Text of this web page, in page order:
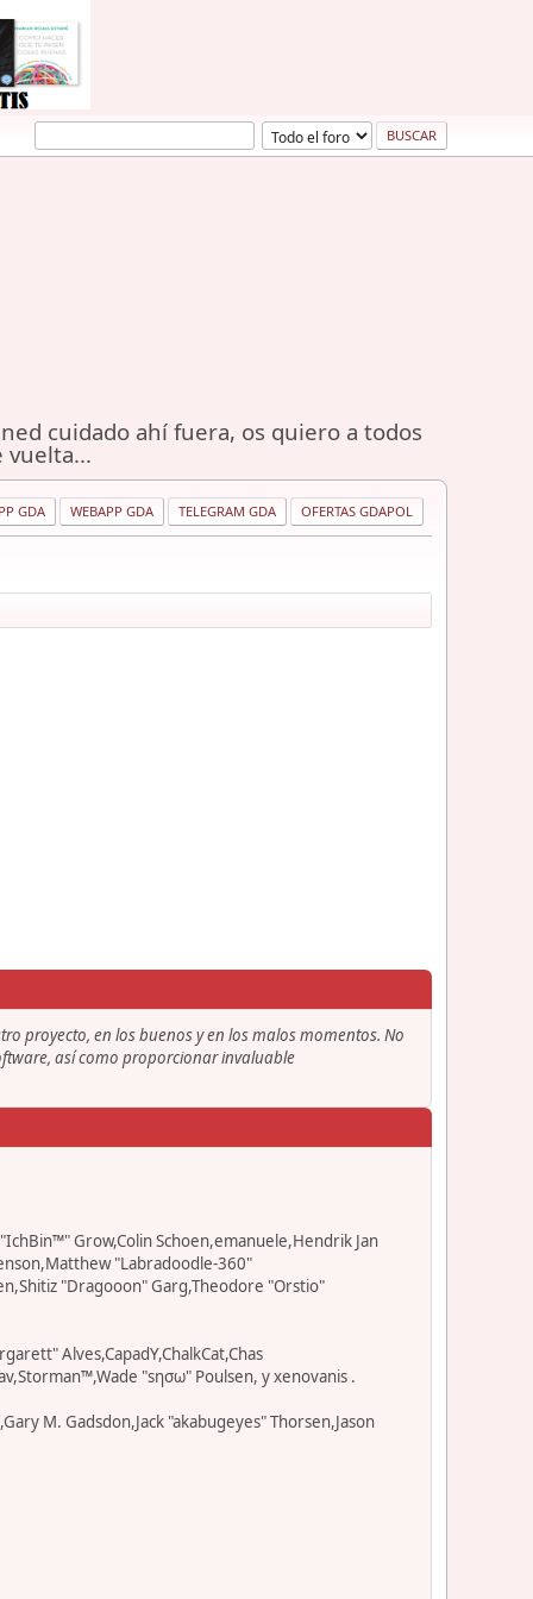
cuidado ahí fuera, os quiero a todos
vuelta...
GDA WEBAPP GDA TELEGRAM GDA OFERTAS GDAPOL
proyecto, en los buenos y en los malos momentos. No
así como proporcionar invaluable
Grow,Colin Schoen,emanuele,Hendrik Jan
"Labradoodle-360"
"Dragooon" Garg,Theodore "Orstio"
Alves,CapadY,ChalkCat,Chas
"sησω" Poulsen, y xenovanis .
M. Gadsdon,Jack "akabugeyes" Thorsen,Jason